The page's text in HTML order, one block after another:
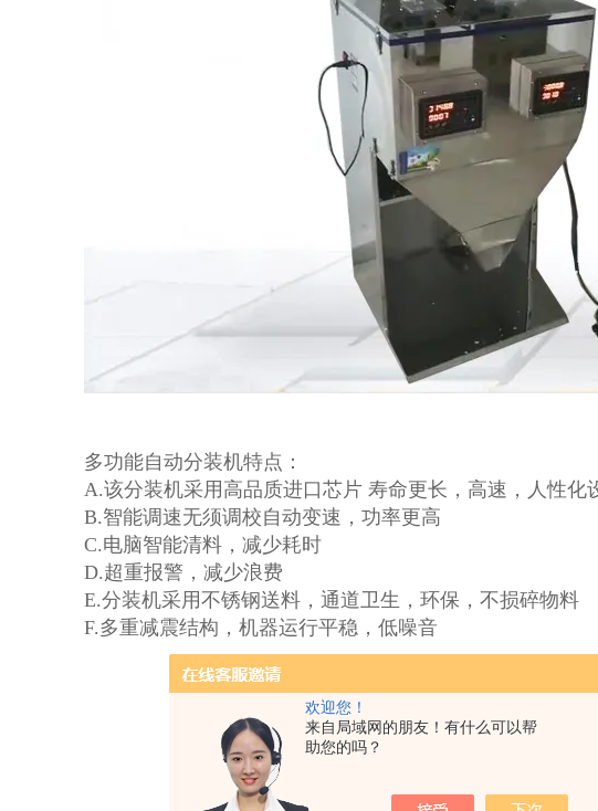
欢迎您！
来自局域网的朋友！有什么可以帮
助您的吗？
多功能自动分装机特点：
A.该分装机采用高品质进口芯片 寿命更长，高速，人性化
B.智能调速无须调校自动变速，功率更高
C.电脑智能清料，减少耗时
D.超重报警，减少浪费
E.分装机采用不锈钢送料，通道卫生，环保，不损碎物料
F.多重减震结构，机器运行平稳，低噪音